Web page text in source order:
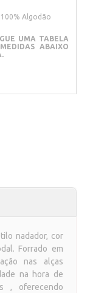
Algodão
UMA TABELA
ABAIXO
nadador, cor
Forrado em
nas alças
na hora de
, oferecendo